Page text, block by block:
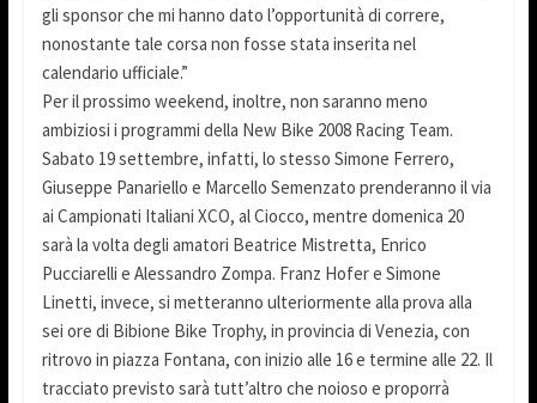
gli sponsor che mi hanno dato l’opportunità di correre,
nonostante tale corsa non fosse stata inserita nel
calendario ufficiale.”
Per il prossimo weekend, inoltre, non saranno meno
ambiziosi i programmi della New Bike 2008 Racing Team.
Sabato 19 settembre, infatti, lo stesso Simone Ferrero,
Giuseppe Panariello e Marcello Semenzato prenderanno il via
ai Campionati Italiani XCO, al Ciocco, mentre domenica 20
sarà la volta degli amatori Beatrice Mistretta, Enrico
Pucciarelli e Alessandro Zompa. Franz Hofer e Simone
Linetti, invece, si metteranno ulteriormente alla prova alla
sei ore di Bibione Bike Trophy, in provincia di Venezia, con
ritrovo in piazza Fontana, con inizio alle 16 e termine alle 22. Il
tracciato previsto sarà tutt’altro che noioso e proporrà